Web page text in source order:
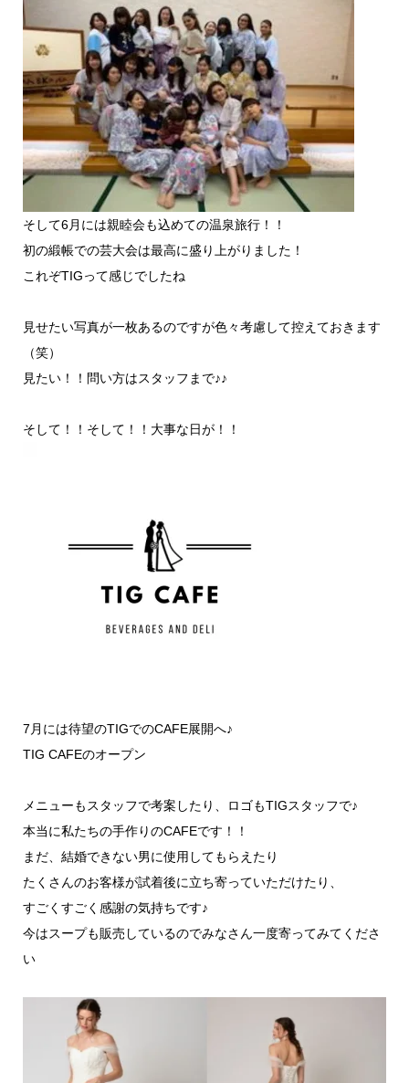
そして6月には親睦会も込めての温泉旅行！！
初の緞帳での芸大会は最高に盛り上がりました！
これぞTIGって感じでしたね
見せたい写真が一枚あるのですが色々考慮して控えておきます
（笑）
見たい！！問い方はスタッフまで♪♪
そして！！そして！！大事な日が！！
7月には待望のTIGでのCAFE展開へ♪
TIG CAFEのオープン
メニューもスタッフで考案したり、ロゴもTIGスタッフで♪
本当に私たちの手作りのCAFEです！！
まだ、結婚できない男に使用してもらえたり
たくさんのお客様が試着後に立ち寄っていただけたり、
すごくすごく感謝の気持ちです♪
今はスープも販売しているのでみなさん一度寄ってみてくださ
い